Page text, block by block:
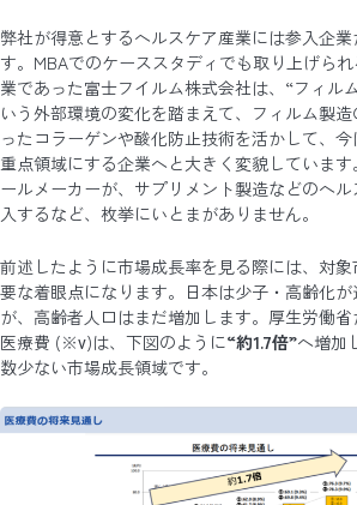
弊社が得意とするヘルスケア産業には参入企業
す。MBAでのケーススタディでも取り上げら
業であった富士フイルム株式会社は、“フィル
いう外部環境の変化を踏まえて、フィルム製
ったコラーゲンや酸化防止技術を活かして、
重点領域にする企業へと大きく変貌しています
ールメーカーが、サプリメント製造などのヘ
入するなど、枚挙にいとまがありません。
前述したように市場成長率を見る際には、対
要な着眼点になります。日本は少子・高齢化
が、高齢者人口はまだ増加します。厚生労働
医療費 (※ⅴ)は、下図のように“約1.7倍”へ増加
数少ない市場成長領域です。